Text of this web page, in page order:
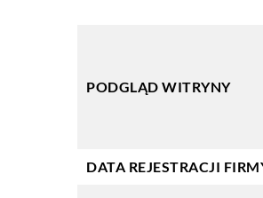
PODGLĄD WITRYNY
DATA REJESTRACJI